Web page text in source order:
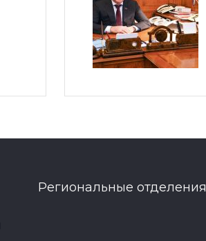
Региональные отделения